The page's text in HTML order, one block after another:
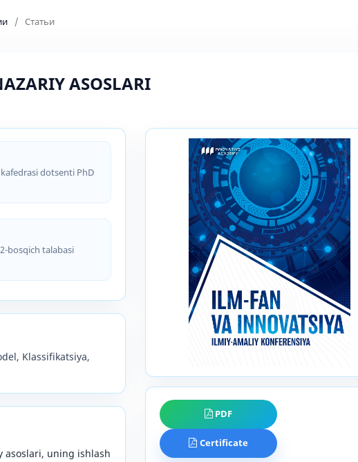
/ Статьи
ASOSLARI
dotsenti PhD
bosqich talabasi
Klassifikatsiya,
asoslari, uning ishlash
PDF
Certificate